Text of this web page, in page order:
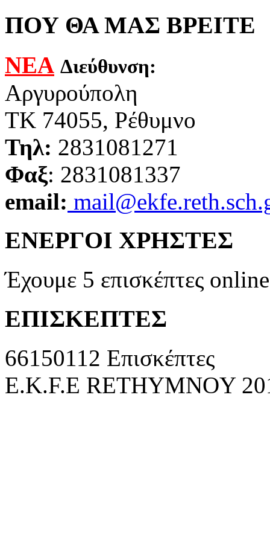
ΠΟΥ ΘΑ ΜΑΣ ΒΡΕΙΤΕ
ΝΕΑ Διεύθυνση:
Αργυρούπολη
ΤΚ 74055, Ρέθυμνο
Τηλ: 2831081271
Φαξ: 2831081337
email:
ΕΝΕΡΓΟΙ ΧΡΗΣΤΕΣ
Έχουμε 5 επισκέπτες online
ΕΠΙΣΚΕΠΤΕΣ
66150112 Επισκέπτες
E.K.F.E RETHYMNOY